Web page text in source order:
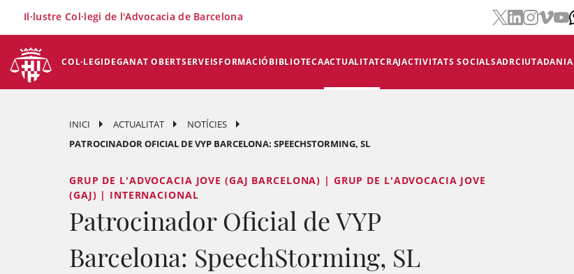
COL·LEGIDEGANAT OBERTSERVEISFORMACIÓBIBLIOTECAACTUALITATCRAJACTIVITATS SOCIALSADRCIUTADANIA
Il·lustre Col·legi de l'Advocacia de Barcelona
INICI ACTUALITAT
NOTÍCIES
PATROCINADOR OFICIAL DE VYP BARCELONA: SPEECHSTORMING, SL
GRUP DE L'ADVOCACIA JOVE (GAJ BARCELONA) | GRUP DE L'ADVOCACIA JOVE
(GAJ) | INTERNACIONAL
Patrocinador Oficial de VYP
Barcelona: SpeechStorming, SL